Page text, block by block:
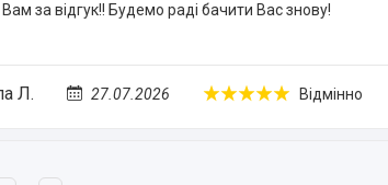
Вам за відгук!! Будемо раді бачити Вас знову!
Л. 27.07.2026 Відмінно